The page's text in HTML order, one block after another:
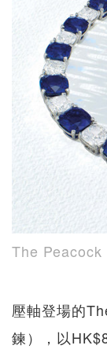
The Peacock
壓軸登場的
鍊），以